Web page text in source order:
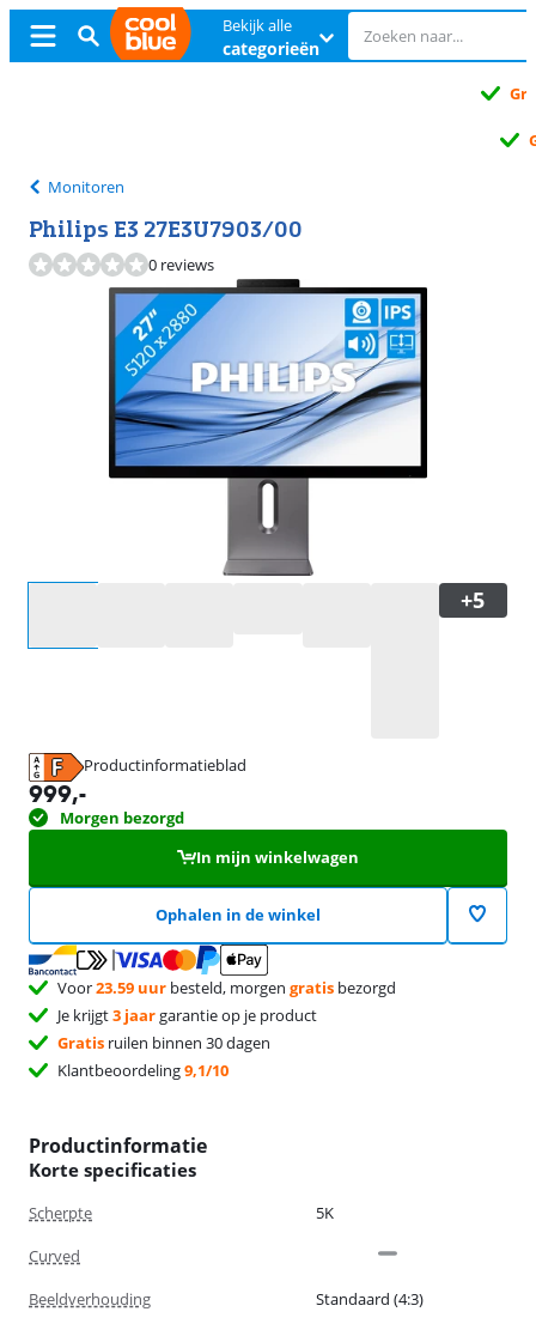
Bekijk alle
categorieën
Monitoren
Philips E3 27E3U7903/00
0 reviews
Productinformatieblad
opent in nieuw tabblad
999,-
Morgen bezorgd
In mijn winkelwagen
Ophalen in de winkel
Voor23.59 uur besteld, morgen gratis bezorgd
Je krijgt3 jaargarantie op je product
Gratis ruilen binnen 30 dagen
Klantbeoordeling9,1/10
Productinformatie
Korte specificaties
Scherpte
5K
Curved
Beeldverhouding
Standaard (4:3)